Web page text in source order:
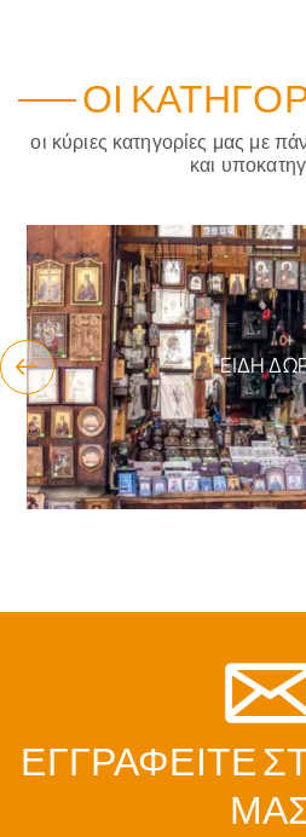
ΟΙ
οι κύριες κατηγορίες μας με
και
ΕΊΔΗ
ΕΓΓΡΑΦΕΊΤΕ ΣΤΟ